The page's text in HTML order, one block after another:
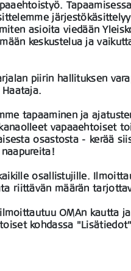
asioita viedään
keskustelua ja
piirin hallituksen
tapaaminen ja
vapaaehtoiset
osastosta - kerää
osallistujille.
riittävän määrän
OMAn kautta
kohdassa